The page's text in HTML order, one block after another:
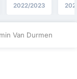
2022/2023
Van Durmen